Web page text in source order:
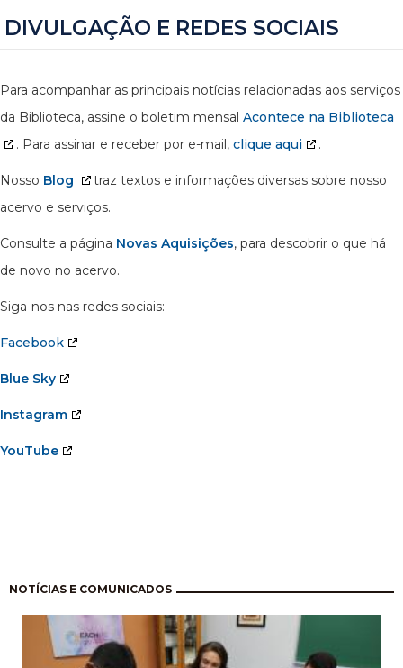
DIVULGAÇÃO E REDES SOCIAIS
Para acompanhar as principais notícias relacionadas aos serviços
da Biblioteca, assine o boletim mensal Acontece na Biblioteca
. Para assinar e receber por e-mail, clique aqui .
Nosso Blog
traz textos e informações diversas sobre nosso
acervo e serviços.
Consulte a página Novas Aquisições, para descobrir o que há
de novo no acervo.
Siga-nos nas redes sociais:
Facebook
Blue Sky
Instagram
YouTube
NOTÍCIAS E COMUNICADOS
Pagination